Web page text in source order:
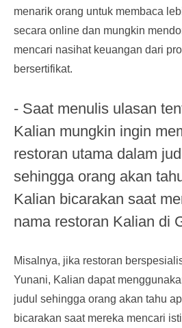
menarik orang untuk membaca
secara online dan mungkin
mencari nasihat keuangan dari
bersertifikat.
- Saat menulis ulasan
Kalian mungkin ingin
restoran utama dalam
sehingga orang akan
Kalian bicarakan saat
nama restoran Kalian di
Misalnya, jika restoran
Yunani, Kalian dapat
judul sehingga orang akan tahu
bicarakan saat mereka mencari